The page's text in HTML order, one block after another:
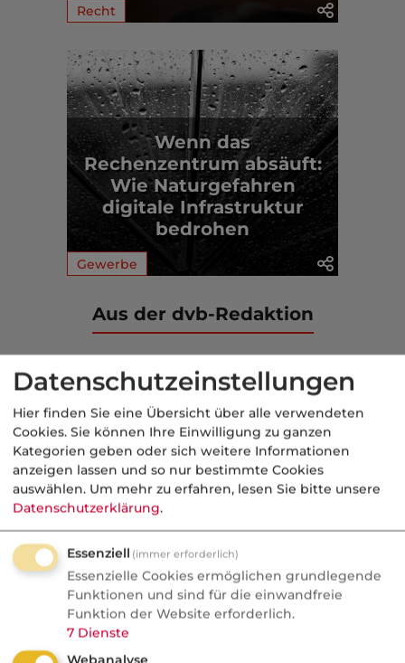
Recht
Wenn das
Rechenzentrum absäuft:
Wie Naturgefahren
digitale Infrastruktur
bedrohen
Gewerbe
Aus der dvb-Redaktion
Nachrichten
KI bei SI:
Schadenbearbeitung neu
geordnet
Signal Iduna setzt bei der
Schadenbearbeitung auf KI und stellt
bestehende Rollen im Markt infrage.
Ganze Dienstleisterbereiche könnten
verschwinden, während andere
unverzichtbar bleiben. Auch Google ...
Datenschutzeinstellungen
Hier finden Sie eine Übersicht über alle verwendeten
Cookies. Sie können Ihre Einwilligung zu ganzen
Kategorien geben oder sich weitere Informationen
anzeigen lassen und so nur bestimmte Cookies
auswählen. Um mehr zu erfahren, lesen Sie bitte unsere
Datenschutzerklärung.
Essenziell (immer erforderlich)
Essenzielle Cookies ermöglichen grundlegende
Funktionen und sind für die einwandfreie
Funktion der Website erforderlich.
7 Dienste
Webanalyse